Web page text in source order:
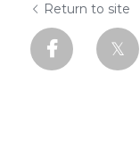
Return to site